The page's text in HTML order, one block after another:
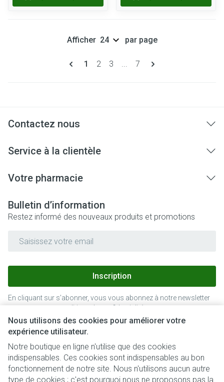
Nous utilisons des cookies pour améliorer votre
expérience utilisateur.
Notre boutique en ligne n'utilise que des cookies
indispensables. Ces cookies sont indispensables au bon
fonctionnement de notre site. Nous n'utilisons aucun autre
type de cookies ; c'est pourquoi nous ne proposons pas la
Pages
Vous lisez actuellement la page
1 Page
2 Page
3 ... Page
7
Afficher par page
Contactez nous
Service à la clientèle
Votre pharmacie
Bulletin d’information
Restez informé des nouveaux produits et promotions
Inscription
En cliquant sur s'abonner, vous vous abonnez à notre newsletter
et acceptez notrepolitique de confidentialité.